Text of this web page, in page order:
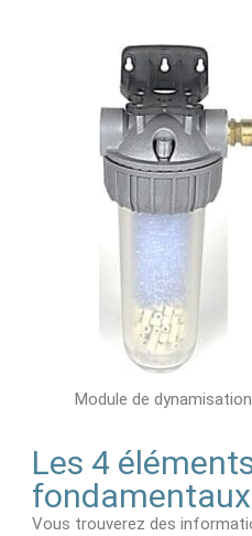
Module de
Les 4
fondamentaux
Vous trouverez des